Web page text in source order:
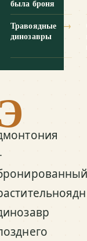
была броня
Травоядные
динозавры
→